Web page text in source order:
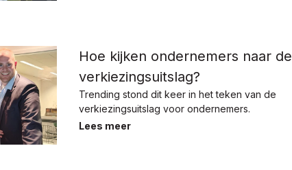
Hoe kijken ondernemers naar de
verkiezingsuitslag?
Trending stond dit keer in het teken van de
verkiezingsuitslag voor ondernemers.
Lees meer